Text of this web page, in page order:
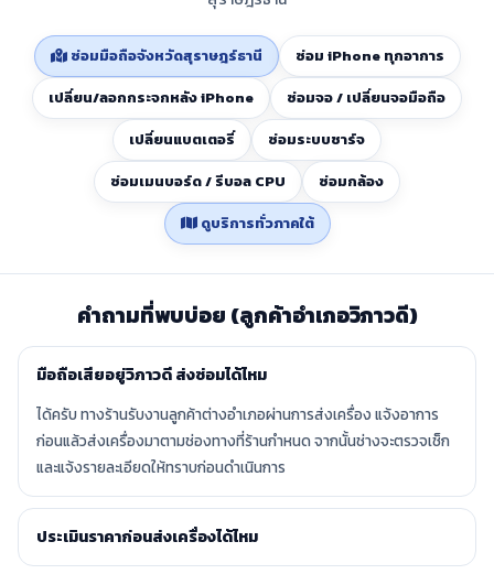
ซ่อมมือถือจังหวัดสุราษฎร์ธานี
ซ่อม iPhone ทุกอาการ
เปลี่ยน/ลอกกระจกหลัง iPhone
ซ่อมจอ / เปลี่ยนจอมือถือ
เปลี่ยนแบตเตอรี่
ซ่อมระบบชาร์จ
ซ่อมเมนบอร์ด / รีบอล CPU
ซ่อมกล้อง
ดูบริการทั่วภาคใต้
คำถามที่พบบ่อย (ลูกค้าอำเภอวิภาวดี)
มือถือเสียอยู่วิภาวดี ส่งซ่อมได้ไหม
ได้ครับ ทางร้านรับงานลูกค้าต่างอำเภอผ่านการส่งเครื่อง แจ้งอาการ
ก่อนแล้วส่งเครื่องมาตามช่องทางที่ร้านกำหนด จากนั้นช่างจะตรวจเช็ก
และแจ้งรายละเอียดให้ทราบก่อนดำเนินการ
ประเมินราคาก่อนส่งเครื่องได้ไหม